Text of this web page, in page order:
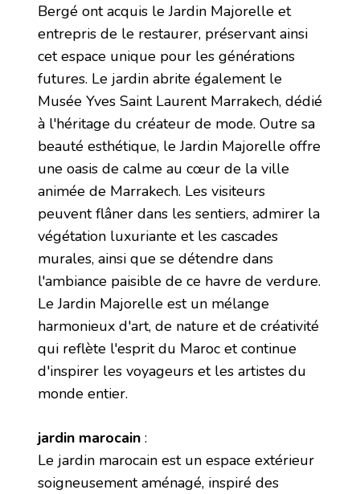
Bergé ont acquis le Jardin Majorelle et
entrepris de le restaurer, préservant ainsi
cet espace unique pour les générations
futures. Le jardin abrite également le
Musée Yves Saint Laurent Marrakech, dédié
à l'héritage du créateur de mode. Outre sa
beauté esthétique, le Jardin Majorelle offre
une oasis de calme au cœur de la ville
animée de Marrakech. Les visiteurs
peuvent flâner dans les sentiers, admirer la
végétation luxuriante et les cascades
murales, ainsi que se détendre dans
l'ambiance paisible de ce havre de verdure.
Le Jardin Majorelle est un mélange
harmonieux d'art, de nature et de créativité
qui reflète l'esprit du Maroc et continue
d'inspirer les voyageurs et les artistes du
monde entier.
jardin marocain :
Le jardin marocain est un espace extérieur
soigneusement aménagé, inspiré des